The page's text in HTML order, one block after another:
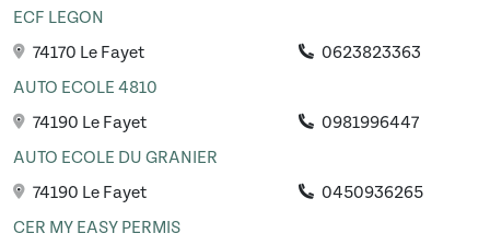
ECF LEGON
74170 Le Fayet
0623823363
AUTO ECOLE 4810
74190 Le Fayet
0981996447
AUTO ECOLE DU GRANIER
74190 Le Fayet
0450936265
CER MY EASY PERMIS